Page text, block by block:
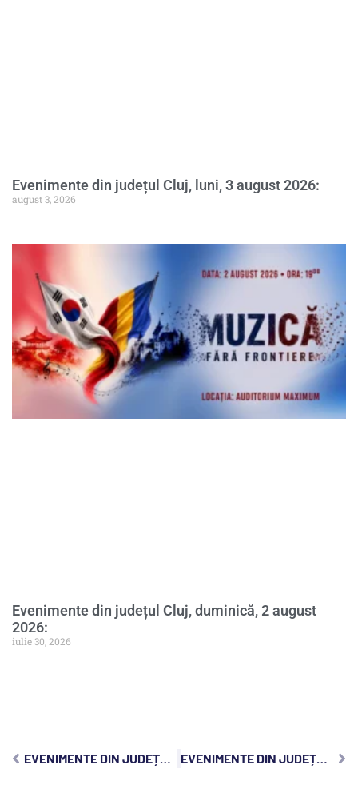
Evenimente din județul Cluj, luni, 3 august 2026:
august 3, 2026
Evenimente din județul Cluj, duminică, 2 august
2026:
iulie 30, 2026